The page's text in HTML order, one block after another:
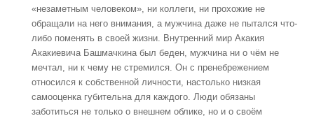
«незаметным человеком», ни коллеги, ни прохожие не
обращали на него внимания, а мужчина даже не пытался что-
либо поменять в своей жизни. Внутренний мир Акакия
Акакиевича Башмачкина был беден, мужчина ни о чём не
мечтал, ни к чему не стремился. Он с пренебрежением
относился к собственной личности, настолько низкая
самооценка губительна для каждого. Люди обязаны
заботиться не только о внешнем облике, но и о своём